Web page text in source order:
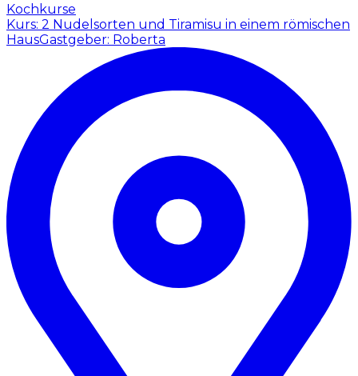
Kochkurse
Kurs: 2 Nudelsorten und Tiramisu in einem römischen
HausGastgeber: Roberta